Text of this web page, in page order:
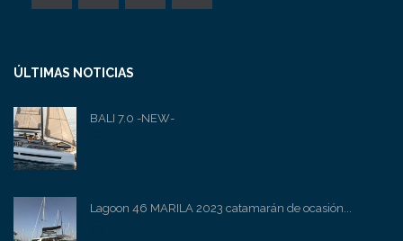
ÚLTIMAS NOTICIAS
BALI 7.0 -NEW-
Lagoon 46 MARILA 2023 catamarán de ocasión...